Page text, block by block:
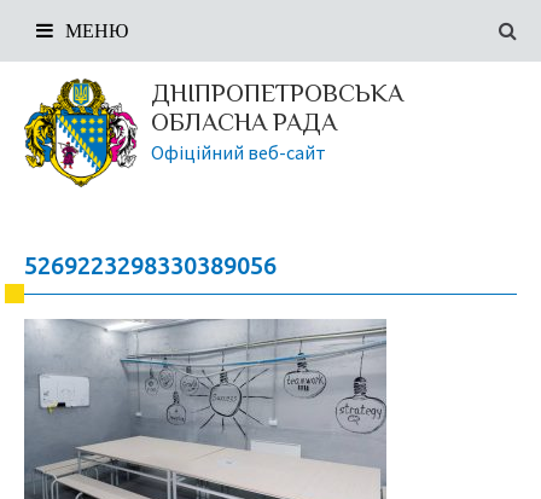
ДНІПРОПЕТРОВСЬКА
ОБЛАСНА РАДА
Офіційний веб-сайт
МЕНЮ
5269223298330389056